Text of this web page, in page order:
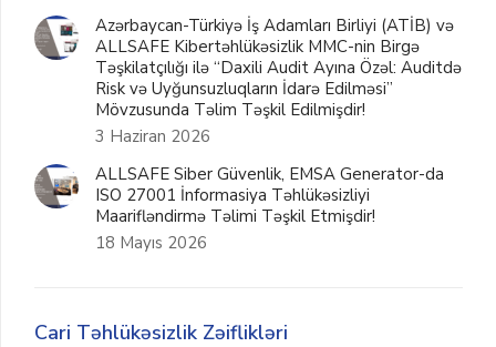
Azərbaycan-Türkiyə İş Adamları Birliyi (ATİB) və
ALLSAFE Kibertəhlükəsizlik MMC-nin Birgə
Təşkilatçılığı ilə “Daxili Audit Ayına Özəl: Auditdə
Risk və Uyğunsuzluqların İdarə Edilməsi”
Mövzusunda Təlim Təşkil Edilmişdir!
3 Haziran 2026
ALLSAFE Siber Güvenlik, EMSA Generator-da
ISO 27001 İnformasiya Təhlükəsizliyi
Maarifləndirmə Təlimi Təşkil Etmişdir!
18 Mayıs 2026
Cari Təhlükəsizlik Zəiflikləri